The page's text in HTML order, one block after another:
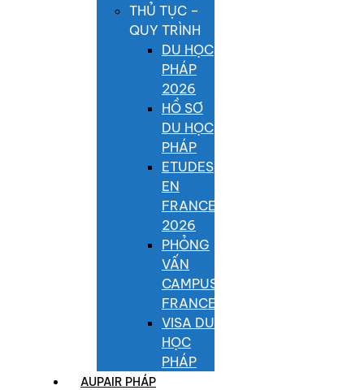
THỦ TỤC –
QUY TRÌNH
DU HỌC
PHÁP
2026
HỒ SƠ
DU HỌC
PHÁP
ETUDES
EN
FRANCE
2026
PHỎNG
VẤN
CAMPUS
FRANCE
VISA DU
HỌC
PHÁP
AUPAIR PHÁP